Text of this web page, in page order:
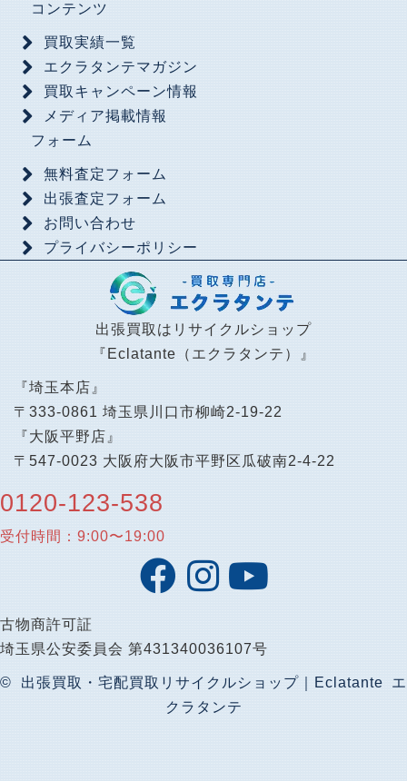
コンテンツ
買取実績一覧
エクラタンテマガジン
買取キャンペーン情報
メディア掲載情報
フォーム
無料査定フォーム
出張査定フォーム
お問い合わせ
プライバシーポリシー
出張買取はリサイクルショップ
『Eclatante（エクラタンテ）』
『埼玉本店』
〒333-0861 埼玉県川口市柳崎2-19-22
『大阪平野店』
〒547-0023 大阪府大阪市平野区瓜破南2-4-22
0120-123-538
受付時間：9:00〜19:00
古物商許可証
埼玉県公安委員会 第431340036107号
© 出張買取・宅配買取リサイクルショップ｜Eclatante エ
クラタンテ